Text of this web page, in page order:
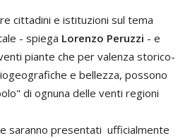
cittadini e istituzioni sul tema
- spiega Lorenzo Peruzzi - e
piante che per valenza storico-
e bellezza, possono
di ognuna delle venti regioni
saranno presentati ufficialmente